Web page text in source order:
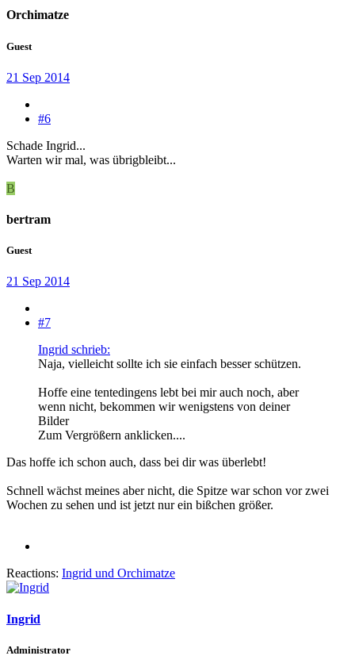
Orchimatze
Guest
21 Sep 2014
#6
Schade Ingrid...
Warten wir mal, was übrigbleibt...
B
bertram
Guest
21 Sep 2014
#7
Ingrid schrieb:
Naja, vielleicht sollte ich sie einfach besser schützen.
Hoffe eine tentedingens lebt bei mir auch noch, aber
wenn nicht, bekommen wir wenigstens von deiner
Bilder
Zum Vergrößern anklicken....
Das hoffe ich schon auch, dass bei dir was überlebt!
Schnell wächst meines aber nicht, die Spitze war schon vor zwei
Wochen zu sehen und ist jetzt nur ein bißchen größer.
Reactions: Ingrid und Orchimatze
Ingrid
Administrator